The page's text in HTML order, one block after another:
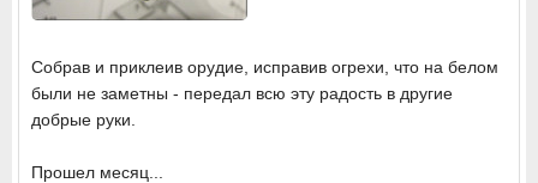
Собрав и приклеив орудие, исправив огрехи, что на белом
были не заметны - передал всю эту радость в другие
добрые руки.
Прошел месяц...